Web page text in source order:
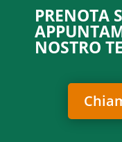
PRENOTA
NOSTRO